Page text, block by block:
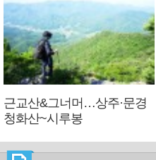
근교산&그너머…상주·문경
청화산~시루봉